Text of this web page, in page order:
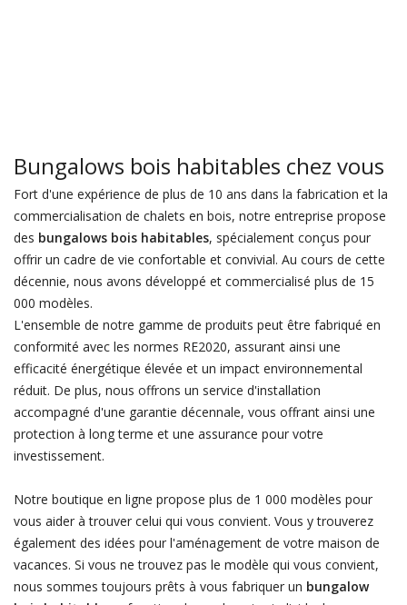
Bungalows bois habitables chez vous
Fort d'une expérience de plus de 10 ans dans la fabrication et la
commercialisation de chalets en bois, notre entreprise propose
des bungalows bois habitables, spécialement conçus pour
offrir un cadre de vie confortable et convivial. Au cours de cette
décennie, nous avons développé et commercialisé plus de 15
000 modèles.
L'ensemble de notre gamme de produits peut être fabriqué en
conformité avec les normes RE2020, assurant ainsi une
efficacité énergétique élevée et un impact environnemental
réduit. De plus, nous offrons un service d'installation
accompagné d'une garantie décennale, vous offrant ainsi une
protection à long terme et une assurance pour votre
investissement.
Notre boutique en ligne propose plus de 1 000 modèles pour
vous aider à trouver celui qui vous convient. Vous y trouverez
également des idées pour l'aménagement de votre maison de
vacances. Si vous ne trouvez pas le modèle qui vous convient,
nous sommes toujours prêts à vous fabriquer un bungalow